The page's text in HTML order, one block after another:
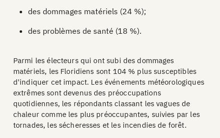
des dommages matériels (24 %);
des problèmes de santé (18 %).
Parmi les électeurs qui ont subi des dommages
matériels, les Floridiens sont 104 % plus susceptibles
d'indiquer cet impact. Les événements météorologiques
extrêmes sont devenus des préoccupations
quotidiennes, les répondants classant les vagues de
chaleur comme les plus préoccupantes, suivies par les
tornades, les sécheresses et les incendies de forêt.